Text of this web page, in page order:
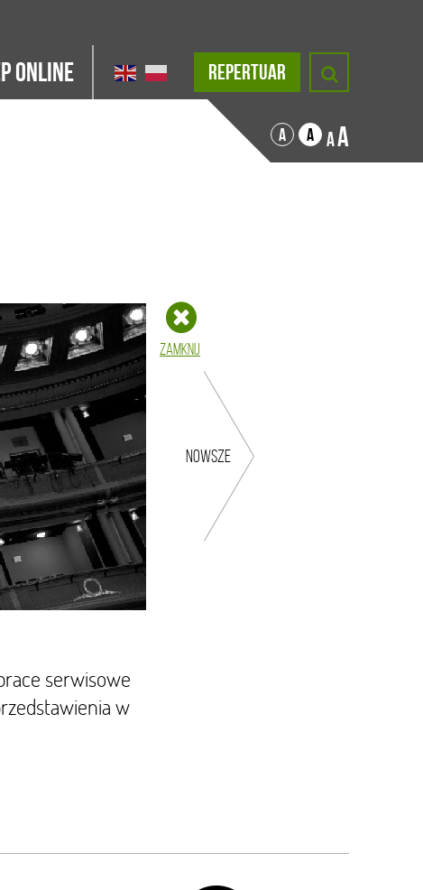
Online REPERTUAR
A A AA
Zamknij
nowsze
serwisowe
w